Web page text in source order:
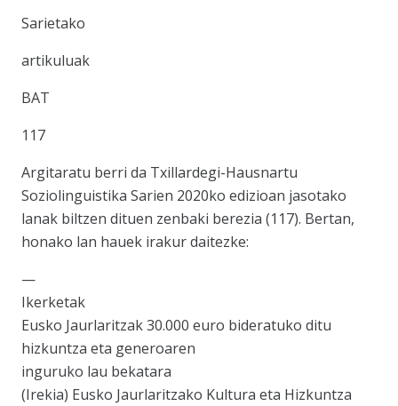
Sarietako
artikuluak
BAT
117
Argitaratu berri da Txillardegi-Hausnartu
Soziolinguistika Sarien 2020ko edizioan jasotako
lanak biltzen dituen zenbaki berezia (117). Bertan,
honako lan hauek irakur daitezke:
—
Ikerketak
Eusko Jaurlaritzak 30.000 euro bideratuko ditu
hizkuntza eta generoaren
inguruko lau bekatara
(Irekia) Eusko Jaurlaritzako Kultura eta Hizkuntza